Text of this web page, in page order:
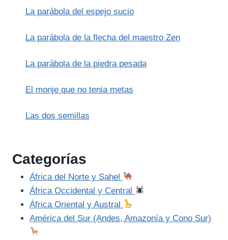
LA
DEL
Y
SOLEDAD
La parábola del espejo sucio
La parábola de la flecha del maestro Zen
La parábola de la piedra pesada
El monje que no tenia metas
Las dos semillas
Categorías
África del Norte y Sahel
África Occidental y Central
África Oriental y Austral
América del Sur (Andes, Amazonía y Cono Sur)